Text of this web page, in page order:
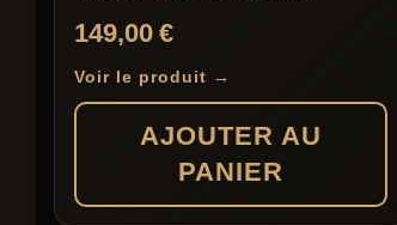
149,00€
Voir le produit →
AJOUTER AU
PANIER